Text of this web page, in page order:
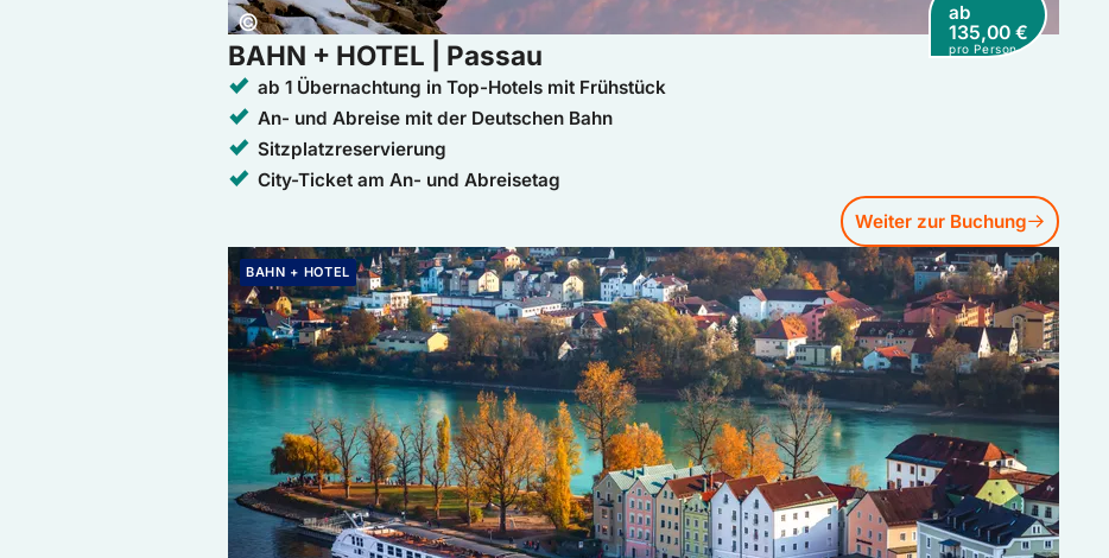
Copyright:
©
ab
135,00 €
pro Person
BAHN + HOTEL | Passau
ab 1 Übernachtung in Top-Hotels mit Frühstück
An- und Abreise mit der Deutschen Bahn
Sitzplatzreservierung
City-Ticket am An- und Abreisetag
Weiter zur Buchung
BAHN + HOTEL
Weiter zur Buchung: BAHN + HOTEL | Passau